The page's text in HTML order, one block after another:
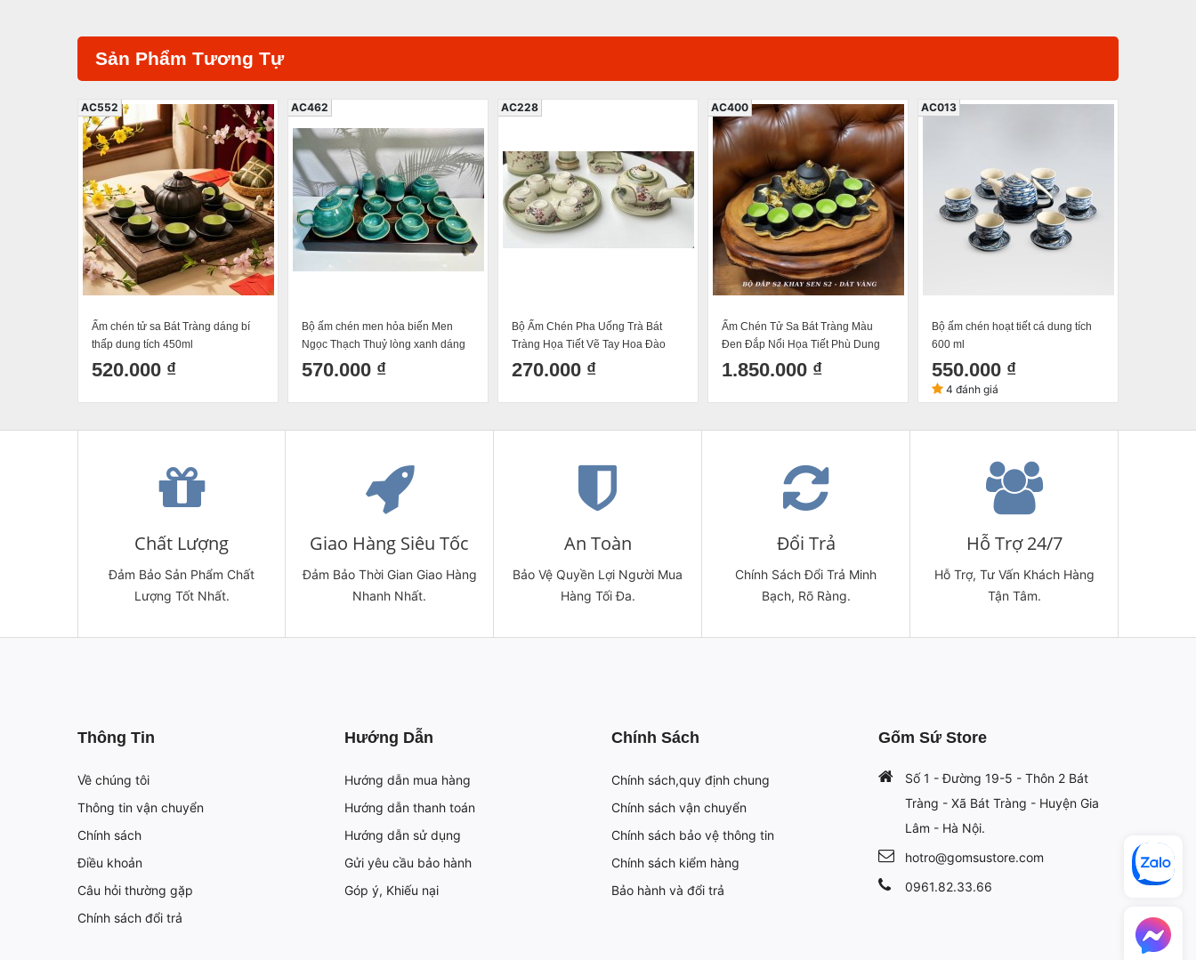
Sản Phẩm Tương Tự
Ấm chén tử sa Bát Tràng dáng bí
thấp dung tích 450ml
520.000 ₫
AC552
Bộ ấm chén men hỏa biến Men
Ngọc Thạch Thuỷ lòng xanh dáng
quả hồng mới cao cấp Bát Tràng
570.000 ₫
AC462
Bộ Ấm Chén Pha Uống Trà Bát
Tràng Họa Tiết Vẽ Tay Hoa Đào
Dáng Ấm Quai Chuôi Độc Đáo
250ml
270.000 ₫
AC228
Ấm Chén Tử Sa Bát Tràng Màu
Đen Đắp Nổi Họa Tiết Phù Dung
Khay Sen Dát Vàng
1.850.000 ₫
AC400
Bộ ấm chén hoạt tiết cá dung tích
600 ml
550.000 ₫
AC013
4 đánh giá
Chất Lượng
Đảm Bảo Sản Phẩm Chất
Lượng Tốt Nhất.
Giao Hàng Siêu Tốc
Đảm Bảo Thời Gian Giao Hàng
Nhanh Nhất.
An Toàn
Bảo Vệ Quyền Lợi Người Mua
Hàng Tối Đa.
Đổi Trả
Chính Sách Đổi Trả Minh
Bạch, Rõ Ràng.
Hỗ Trợ 24/7
Hỗ Trợ, Tư Vấn Khách Hàng
Tận Tâm.
Thông Tin
Về chúng tôi
Thông tin vận chuyển
Chính sách
Điều khoản
Câu hỏi thường gặp
Chính sách đổi trả
Hướng Dẫn
Hướng dẫn mua hàng
Hướng dẫn thanh toán
Hướng dẫn sử dụng
Gửi yêu cầu bảo hành
Góp ý, Khiếu nại
Chính Sách
Chính sách,quy định chung
Chính sách vận chuyển
Chính sách bảo vệ thông tin
Chính sách kiểm hàng
Bảo hành và đổi trả
Gốm Sứ Store
Số 1 - Đường 19-5 - Thôn 2 Bát
Tràng - Xã Bát Tràng - Huyện Gia
Lâm - Hà Nội.
hotro@gomsustore.com
0961.82.33.66